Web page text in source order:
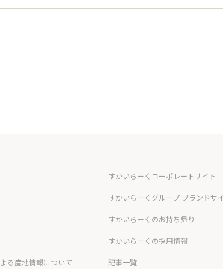
る産地情報について
すかいらーくコーポレートサイト
すかいらーくグループ ブランドサ
すかいらーくのお持ち帰り
すかいらーくの採用情報
記事一覧